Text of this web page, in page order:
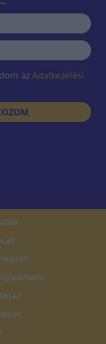
az Adatkezelési